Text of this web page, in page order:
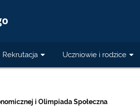
Rekrutacja Uczniowie i rodzice
i Olimpiada Społeczna